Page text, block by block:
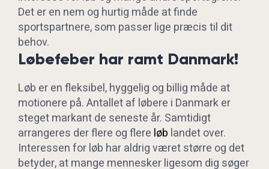
Det er en nem og hurtig måde at finde
sportspartnere, som passer lige præcis til dit
behov.
Løbefeber har ramt Danmark!
Løb er en fleksibel, hyggelig og billig måde at
motionere på. Antallet af løbere i Danmark er
steget markant de seneste år. Samtidigt
arrangeres der flere og flere løb landet over.
Interessen for løb har aldrig været større og det
betyder, at mange mennesker ligesom dig søger